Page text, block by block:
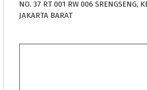
NO. 37 RT 001 RW 006 SRENGSENG,
JAKARTA BARAT